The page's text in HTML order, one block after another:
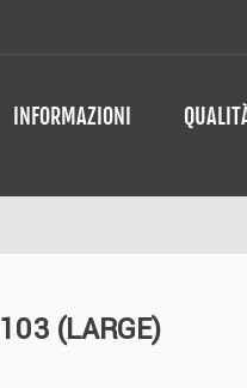
INFORMAZIONI
(LARGE)